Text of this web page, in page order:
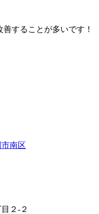
することが多いです！
２-２